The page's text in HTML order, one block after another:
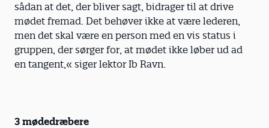
sådan at det, der bliver sagt, bidrager til at drive
mødet fremad. Det behøver ikke at være lederen,
men det skal være en person med en vis status i
gruppen, der sørger for, at mødet ikke løber ud ad
en tangent,« siger lektor Ib Ravn.
3 mødedræbere